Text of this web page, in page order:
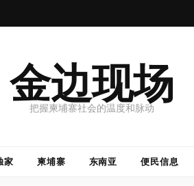
金边现场
把握柬埔寨社会的温度和脉动
家 柬埔寨 东南亚 便民信息